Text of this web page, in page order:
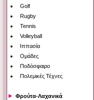
Golf
Rugby
Tennis
Volleyball
Ιππασία
Ομάδες
Ποδόσφαιρο
Πολεμικές Τέχνες
Φρούτα-Λαχανικά